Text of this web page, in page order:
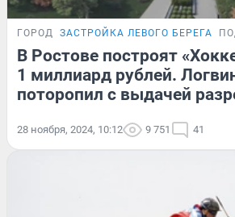
ГОРОД ЗАСТРОЙКА ЛЕВОГО БЕРЕГА
В Ростове построят
1 миллиард рублей.
поторопил с выдачей
28 ноября, 2024, 10:12 9 751 41